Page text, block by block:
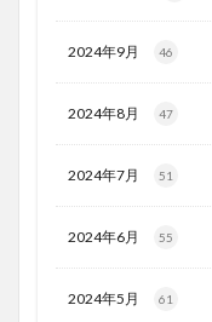
2024年9月 46
2024年8月 47
2024年7月 51
2024年6月 55
2024年5月 61